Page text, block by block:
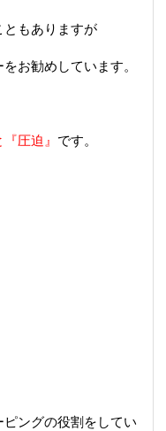
もありますが
お勧めしています。
『圧迫』 です。
ングの役割をしてい